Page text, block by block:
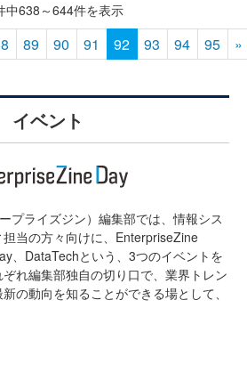
中638～644件を表示
89 90 91 92 93 94 95 »
イベント
プライズジン）編集部では、情報シス
当の方々向けに、EnterpriseZine
、DataTechという、3つのイベントを
れ編集部独自の切り口で、業界トレン
の動向を知ることができる場として、